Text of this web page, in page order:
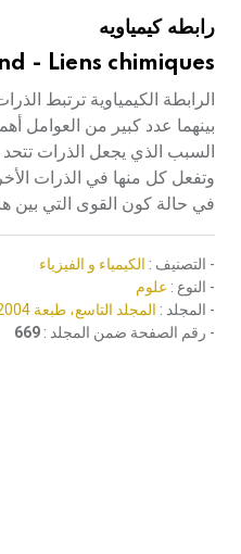
رابطه كيمياويه
- Liens chimiques
بينهما عدد كبير من العوامل
السبب الذي يجعل الذرات
وتفعل كل منها في الذرات
في حالة كون القوى التي بين
- التصنيف : الكيمياء و الفيزياء
- النوع : علوم
- المجلد : المجلد التاسع، طبعة 2004، دمشق
- رقم الصفحة ضمن المجلد : 669